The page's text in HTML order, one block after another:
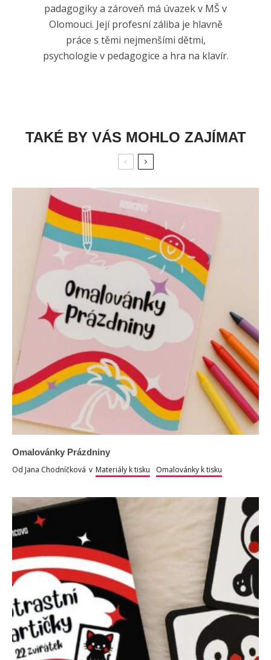
padagogiky a zároveň má úvazek v MŠ v
Olomouci. Její profesní záliba je hlavně
práce s těmi nejmenšími dětmi,
psychologie v pedagogice a hra na klavír.
TAKÉ BY VÁS MOHLO ZAJÍMAT
Omalovánky Prázdniny
Od Jana Chodníčková v Materiály k tisku Omalovánky k tisku